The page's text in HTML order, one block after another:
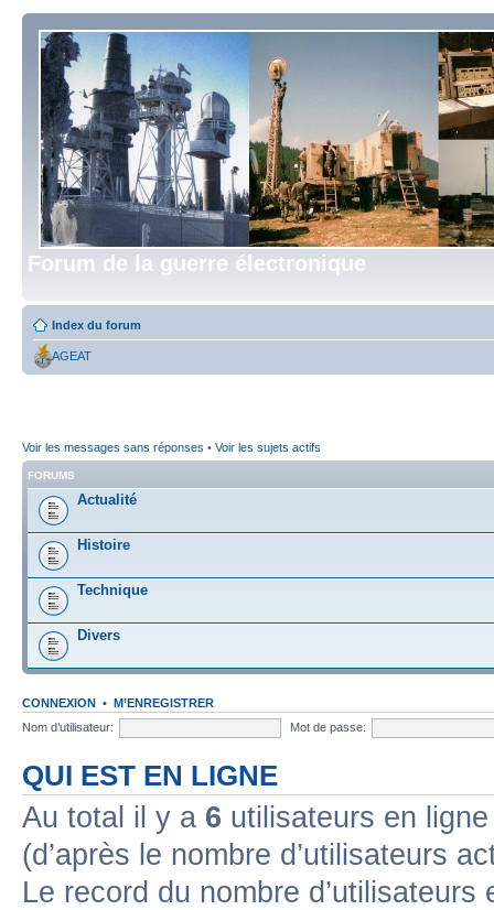
Forum de la guerre électronique
Index du forum
AGEAT
Voir les messages sans réponses • Voir les sujets actifs
FORUMS
Actualité
Histoire
Technique
Divers
CONNEXION • M’ENREGISTRER
Nom d’utilisateur:
Mot de passe:
QUI EST EN LIGNE
Au total il y a 6 utilisateurs en
(d’après le nombre d’utilisateurs
Le record du nombre